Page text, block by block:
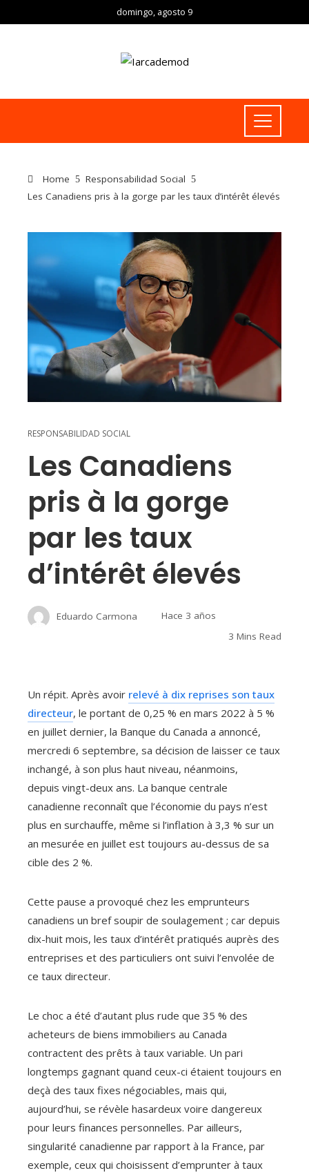
domingo, agosto 9
Home
Responsabilidad Social
Les Canadiens pris à la gorge par les taux d’intérêt élevés
RESPONSABILIDAD SOCIAL
Les Canadiens
pris à la gorge
par les taux
d’intérêt élevés
Eduardo Carmona
Hace 3 años
3 Mins Read
Un répit. Après avoir relevé à dix reprises son taux
directeur, le portant de 0,25 % en mars 2022 à 5 %
en juillet dernier, la Banque du Canada a annoncé,
mercredi 6 septembre, sa décision de laisser ce taux
inchangé, à son plus haut niveau, néanmoins,
depuis vingt-deux ans. La banque centrale
canadienne reconnaît que l’économie du pays n’est
plus en surchauffe, même si l’inflation à 3,3 % sur un
an mesurée en juillet est toujours au-dessus de sa
cible des 2 %.
Cette pause a provoqué chez les emprunteurs
canadiens un bref soupir de soulagement ; car depuis
dix-huit mois, les taux d’intérêt pratiqués auprès des
entreprises et des particuliers ont suivi l’envolée de
ce taux directeur.
Le choc a été d’autant plus rude que 35 % des
acheteurs de biens immobiliers au Canada
contractent des prêts à taux variable. Un pari
longtemps gagnant quand ceux-ci étaient toujours en
deçà des taux fixes négociables, mais qui,
aujourd’hui, se révèle hasardeux voire dangereux
pour leurs finances personnelles. Par ailleurs,
singularité canadienne par rapport à la France, par
exemple, ceux qui choisissent d’emprunter à taux